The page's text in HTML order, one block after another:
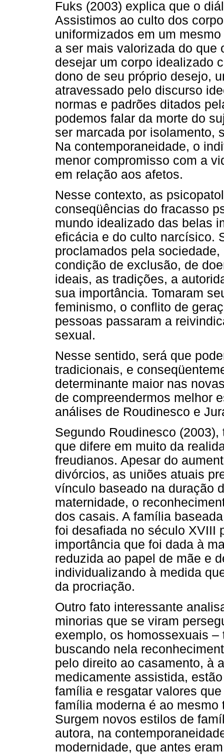
Fuks (2003) explica que o
Assistimos ao culto dos
uniformizados em um
a ser mais valorizada do que
desejar um corpo idealizado
dono de seu próprio desejo,
atravessado pelo discurso
normas e padrões ditados
podemos falar da morte do
ser marcada por isolamento,
Na contemporaneidade, o
menor compromisso com a
em relação aos afetos.
Nesse contexto, as
conseqüências do fracasso
mundo idealizado das belas
eficácia e do culto narcísico.
proclamados pela
condição de exclusão, de
ideais, as tradições, a
sua importância. Tomaram
feminismo, o conflito de
pessoas passaram a
sexual.
Nesse sentido, será que
tradicionais, e
determinante maior nas
de compreendermos melhor
análises de Roudinesco e
Segundo Roudinesco
que difere em muito da
freudianos. Apesar do
divórcios, as uniões atuais
vínculo baseado na duração
maternidade, o
dos casais. A família
foi desafiada no século XVIII
importância que foi dada à
reduzida ao papel de mãe e
individualizando à medida
da procriação.
Outro fato interessante
minorias que se viram
exemplo, os homossexuais
buscando nela
pelo direito ao casamento, à
medicamente assistida,
família e resgatar valores
família moderna é ao
Surgem novos estilos de
autora, na
modernidade, que antes